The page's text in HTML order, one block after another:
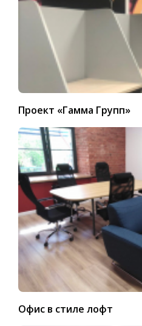
Проект «Гамма Групп»
Офис в стиле лофт